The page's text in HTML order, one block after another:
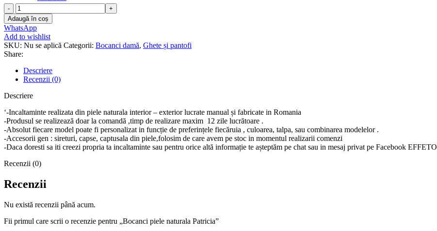
Cantitate
Bocanci
piele
naturala
Patricia
Adaugă în coș
WhatsApp
Add to wishlist
SKU: Nu se aplică Categorii: Bocanci damă, Ghete și pantofi
Share:
Descriere
Recenzii (0)
Descriere
‘-Incaltaminte realizata din piele naturala interior – exterior lucrate manual și fabricate in Romania
-Produsul se realizează doar la comandă ,timp de realizare maxim 12 zile lucrătoare .
-Absolut fiecare model poate fi personalizat in funcție de preferințele fiecăruia , culoarea, talpa, sau combinarea modelelor .
-Accesorii gen : sireturi, capse, captusala din piele,folosim de care avem pe stoc in momentul realizarii comenzi
-Daca doresti sa iti creezi propria ta incaltaminte sau pentru orice altă informație te așteptăm pe chat sau in mesaj privat pe Facebook EFFETO
Recenzii (0)
Recenzii
Nu există recenzii până acum.
Fii primul care scrii o recenzie pentru „Bocanci piele naturala Patricia”